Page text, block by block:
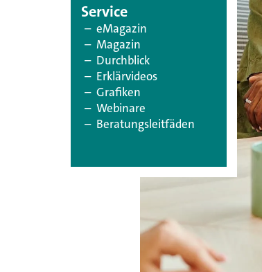
Service
– eMagazin
– Magazin
– Durchblick
– Erklärvideos
– Grafiken
– Webinare
– Beratungsleitfäden